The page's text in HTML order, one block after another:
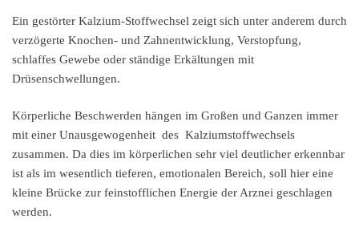
Ein gestörter Kalzium-Stoffwechsel zeigt sich unter anderem durch
verzögerte Knochen- und Zahnentwicklung, Verstopfung,
schlaffes Gewebe oder ständige Erkältungen mit
Drüsenschwellungen.
Körperliche Beschwerden hängen im Großen und Ganzen immer
mit einer Unausgewogenheit des Kalziumstoffwechsels
zusammen. Da dies im körperlichen sehr viel deutlicher erkennbar
ist als im wesentlich tieferen, emotionalen Bereich, soll hier eine
kleine Brücke zur feinstofflichen Energie der Arznei geschlagen
werden.